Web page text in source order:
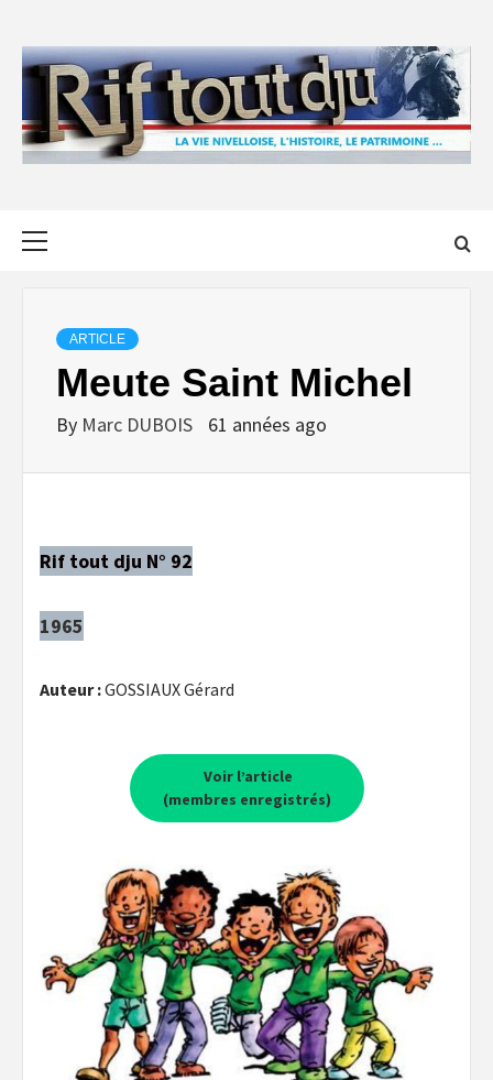
content
ARTICLE
Meute Saint Michel
By Marc DUBOIS 61 années ago
Rif tout dju N° 92
1965
Auteur :GOSSIAUX Gérard
Voir l’article
(membres enregistrés)